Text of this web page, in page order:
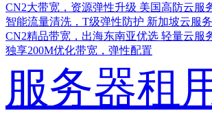
CN2大带宽，资源弹性升级 美国高防云服
智能流量清洗，T级弹性防护 新加坡云服
CN2精品带宽，出海东南亚优选 轻量云服
独享200M优化带宽，弹性配置
服务器租